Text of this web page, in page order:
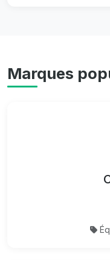
Marques